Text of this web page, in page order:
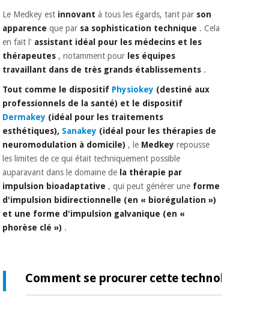
chirurgicaux
(déstockage)
Le Medkey est innovant à tous les égards, tant par son
apparence que par sa sophistication technique . Cela
en fait l' assistant idéal pour les médecins et les
thérapeutes , notamment pour les équipes
travaillant dans de très grands établissements .
Tout comme le dispositif Physiokey (destiné aux
professionnels de la santé) et le dispositif
Dermakey (idéal pour les traitements
esthétiques), Sanakey (idéal pour les thérapies de
neuromodulation à domicile) , le Medkey repousse
les limites de ce qui était techniquement possible
auparavant dans le domaine de la thérapie par
impulsion bioadaptative , qui peut générer une forme
d'impulsion bidirectionnelle (en « biorégulation »)
et une forme d'impulsion galvanique (en «
phorèse clé ») .
Comment se procurer cette technologie ?